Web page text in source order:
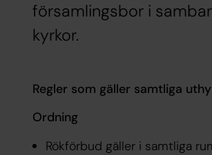
församlingsbor i
kyrkor.
Regler som gäller samtliga
Ordning
Rökförbud gäller i samtliga